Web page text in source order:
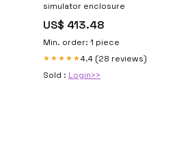
simulator enclosure
US$ 413.48
Min. order: 1 piece
★★★★★4.4 (28 reviews)
Sold : Login>>